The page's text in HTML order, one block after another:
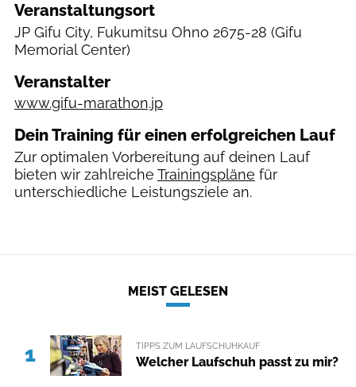
Veranstaltungsort
JP Gifu City, Fukumitsu Ohno 2675-28 (Gifu
Memorial Center)
Veranstalter
www.gifu-marathon.jp
Dein Training für einen erfolgreichen Lauf
Zur optimalen Vorbereitung auf deinen Lauf
bieten wir zahlreiche Trainingspläne für
unterschiedliche Leistungsziele an.
MEIST GELESEN
1 TIPPS ZUM LAUFSCHUHKAUF
Welcher Laufschuh passt zu mir?